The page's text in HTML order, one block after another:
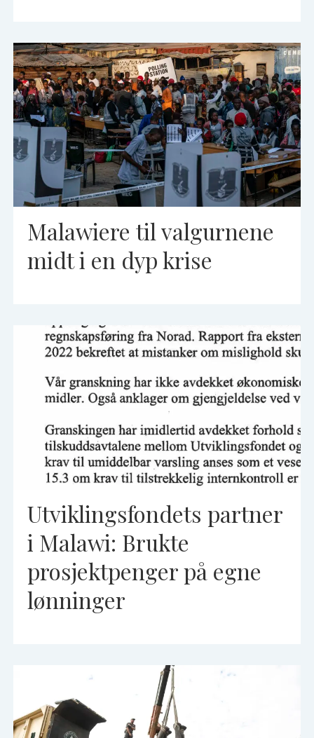
Malawiere til valgurnene
midt i en dyp krise
Utviklingsfondets partner
i Malawi: Brukte
prosjektpenger på egne
lønninger